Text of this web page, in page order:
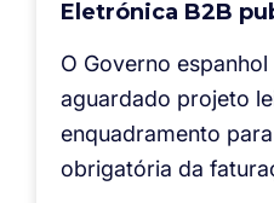
Eletrónica B2B
O Governo
aguardado projeto
enquadramento
obrigatória da